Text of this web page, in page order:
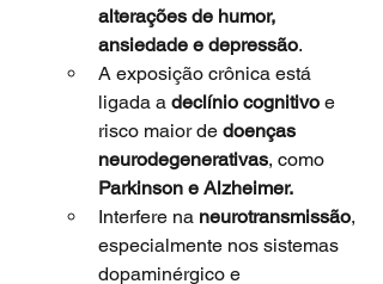
alterações de humor,
ansiedade e depressão.
A exposição crônica está
ligada a declínio cognitivo e
risco maior de doenças
neurodegenerativas, como
Parkinson e Alzheimer.
Interfere na neurotransmissão,
especialmente nos sistemas
dopaminérgico e